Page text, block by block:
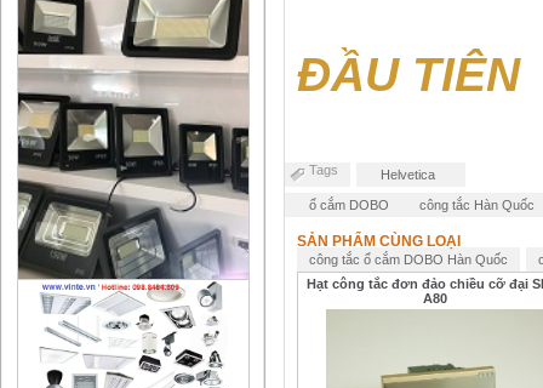
ĐẦU TIÊN
Tags Helvetica
ổ cắm DOBO công tắc Hàn Quốc
công tắc ổ cắm DOBO Hàn Quốc
SẢN PHẨM CÙNG LOẠI
Hạt công tắc đơn đảo chiều cỡ đại
A80